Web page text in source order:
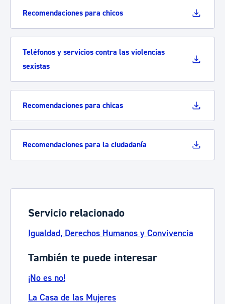
Recomendaciones para chicos
Teléfonos y servicios contra las violencias
sexistas
Recomendaciones para chicas
Recomendaciones para la ciudadanía
Servicio relacionado
Igualdad, Derechos Humanos y Convivencia
También te puede interesar
¡No es no!
La Casa de las Mujeres